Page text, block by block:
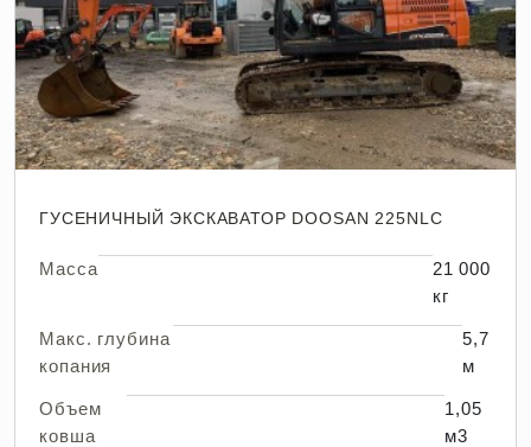
ГУСЕНИЧНЫЙ ЭКСКАВАТОР DOOSAN 225NLC
Масса
21 000
кг
Макс. глубина
копания
5,7
м
Объем
ковша
1,05
м3